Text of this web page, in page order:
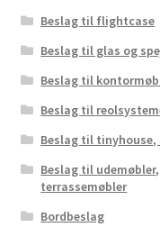
Beslag til flightcase
Beslag til glas og
Beslag til
Beslag til
Beslag til
Beslag til
terrassemøbler
Bordbeslag